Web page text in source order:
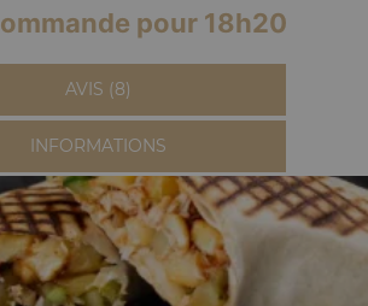
pour 18h20
AVIS (8)
INFORMATIONS